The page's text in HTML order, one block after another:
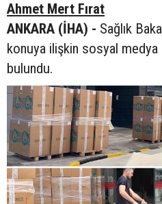
Ahmet Mert Fırat
ANKARA (İHA) - Sağlık
konuya ilişkin sosyal medya
bulundu.